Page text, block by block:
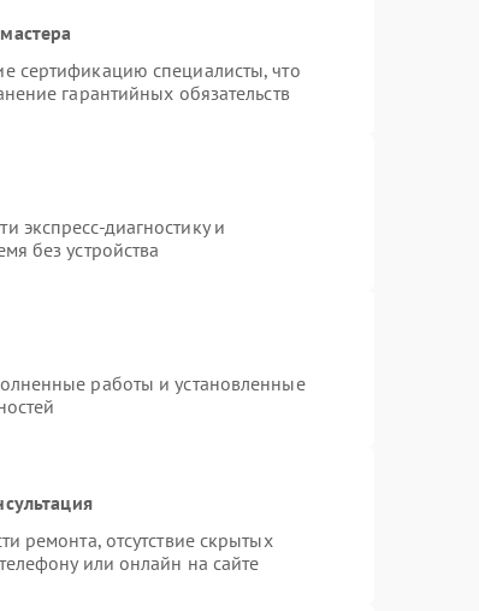
сертификацию специалисты, что
гарантийных обязательств
экспресс-диагностику и
без устройства
работы и установленные
ремонта, отсутствие скрытых
или онлайн на сайте